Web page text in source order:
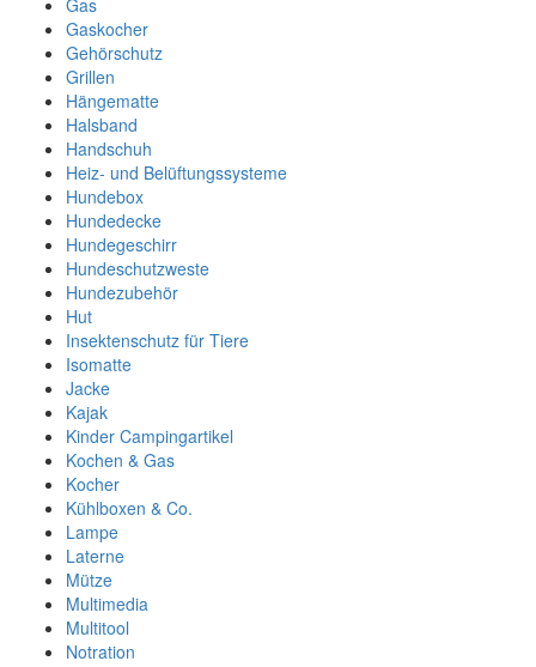
Gas
Gaskocher
Gehörschutz
Grillen
Hängematte
Halsband
Handschuh
Heiz- und Belüftungssysteme
Hundebox
Hundedecke
Hundegeschirr
Hundeschutzweste
Hundezubehör
Hut
Insektenschutz für Tiere
Isomatte
Jacke
Kajak
Kinder Campingartikel
Kochen & Gas
Kocher
Kühlboxen & Co.
Lampe
Laterne
Mütze
Multimedia
Multitool
Notration